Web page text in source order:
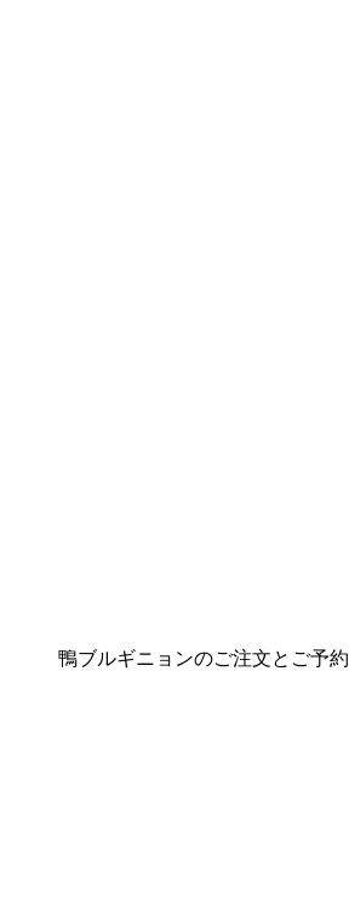
鴨ブルギニョンのご注文とご予約